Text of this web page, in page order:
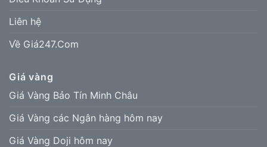
Liên hệ
Về Giá247.Com
Giá vàng
Giá Vàng Bảo Tín Minh Châu
Giá Vàng các Ngân hàng hôm nay
Giá Vàng Doji hôm nay